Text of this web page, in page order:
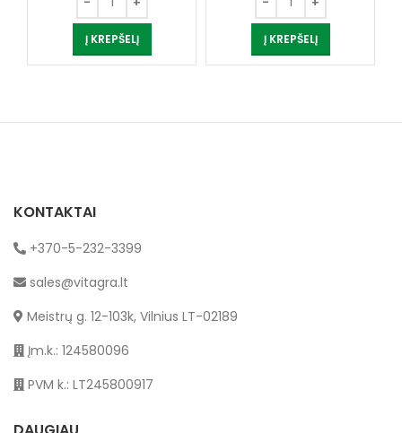
Į KREPŠELĮ Į KREPŠELĮ
KONTAKTAI
+370-5-232-3399
sales@vitagra.lt
Meistrų g. 12-103k, Vilnius LT-02189
Įm.k.: 124580096
PVM k.: LT245800917